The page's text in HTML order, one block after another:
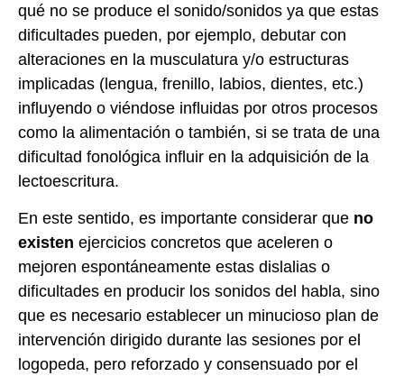
qué no se produce el sonido/sonidos ya que estas
dificultades pueden, por ejemplo, debutar con
alteraciones en la musculatura y/o estructuras
implicadas (lengua, frenillo, labios, dientes, etc.)
influyendo o viéndose influidas por otros procesos
como la alimentación o también, si se trata de una
dificultad fonológica influir en la adquisición de la
lectoescritura.
En este sentido, es importante considerar que no
existen ejercicios concretos que aceleren o
mejoren espontáneamente estas dislalias o
dificultades en producir los sonidos del habla, sino
que es necesario establecer un minucioso plan de
intervención dirigido durante las sesiones por el
logopeda, pero reforzado y consensuado por el